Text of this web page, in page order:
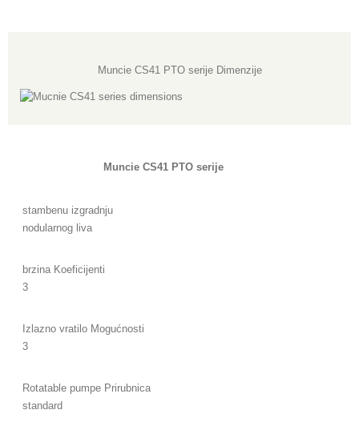
Muncie CS41 PTO serije Dimenzije
Muncie CS41 PTO serije
stambenu izgradnju
nodularnog liva
brzina Koeficijenti
3
Izlazno vratilo Mogućnosti
3
Rotatable pumpe Prirubnica
standard